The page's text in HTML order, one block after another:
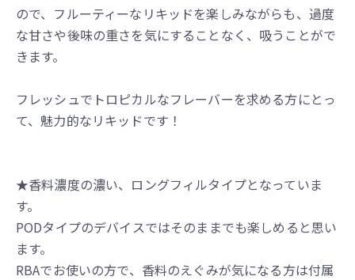
ので、フルーティーなリキッドを楽しみながらも、過度
な甘さや後味の重さを気にすることなく、吸うことがで
きます。
フレッシュでトロピカルなフレーバーを求める方にとっ
て、魅力的なリキッドです！
★香料濃度の濃い、ロングフィルタイプとなっていま
す。
PODタイプのデバイスではそのままでも楽しめると思い
ます。
RBAでお使いの方で、香料のえぐみが気になる方は付属